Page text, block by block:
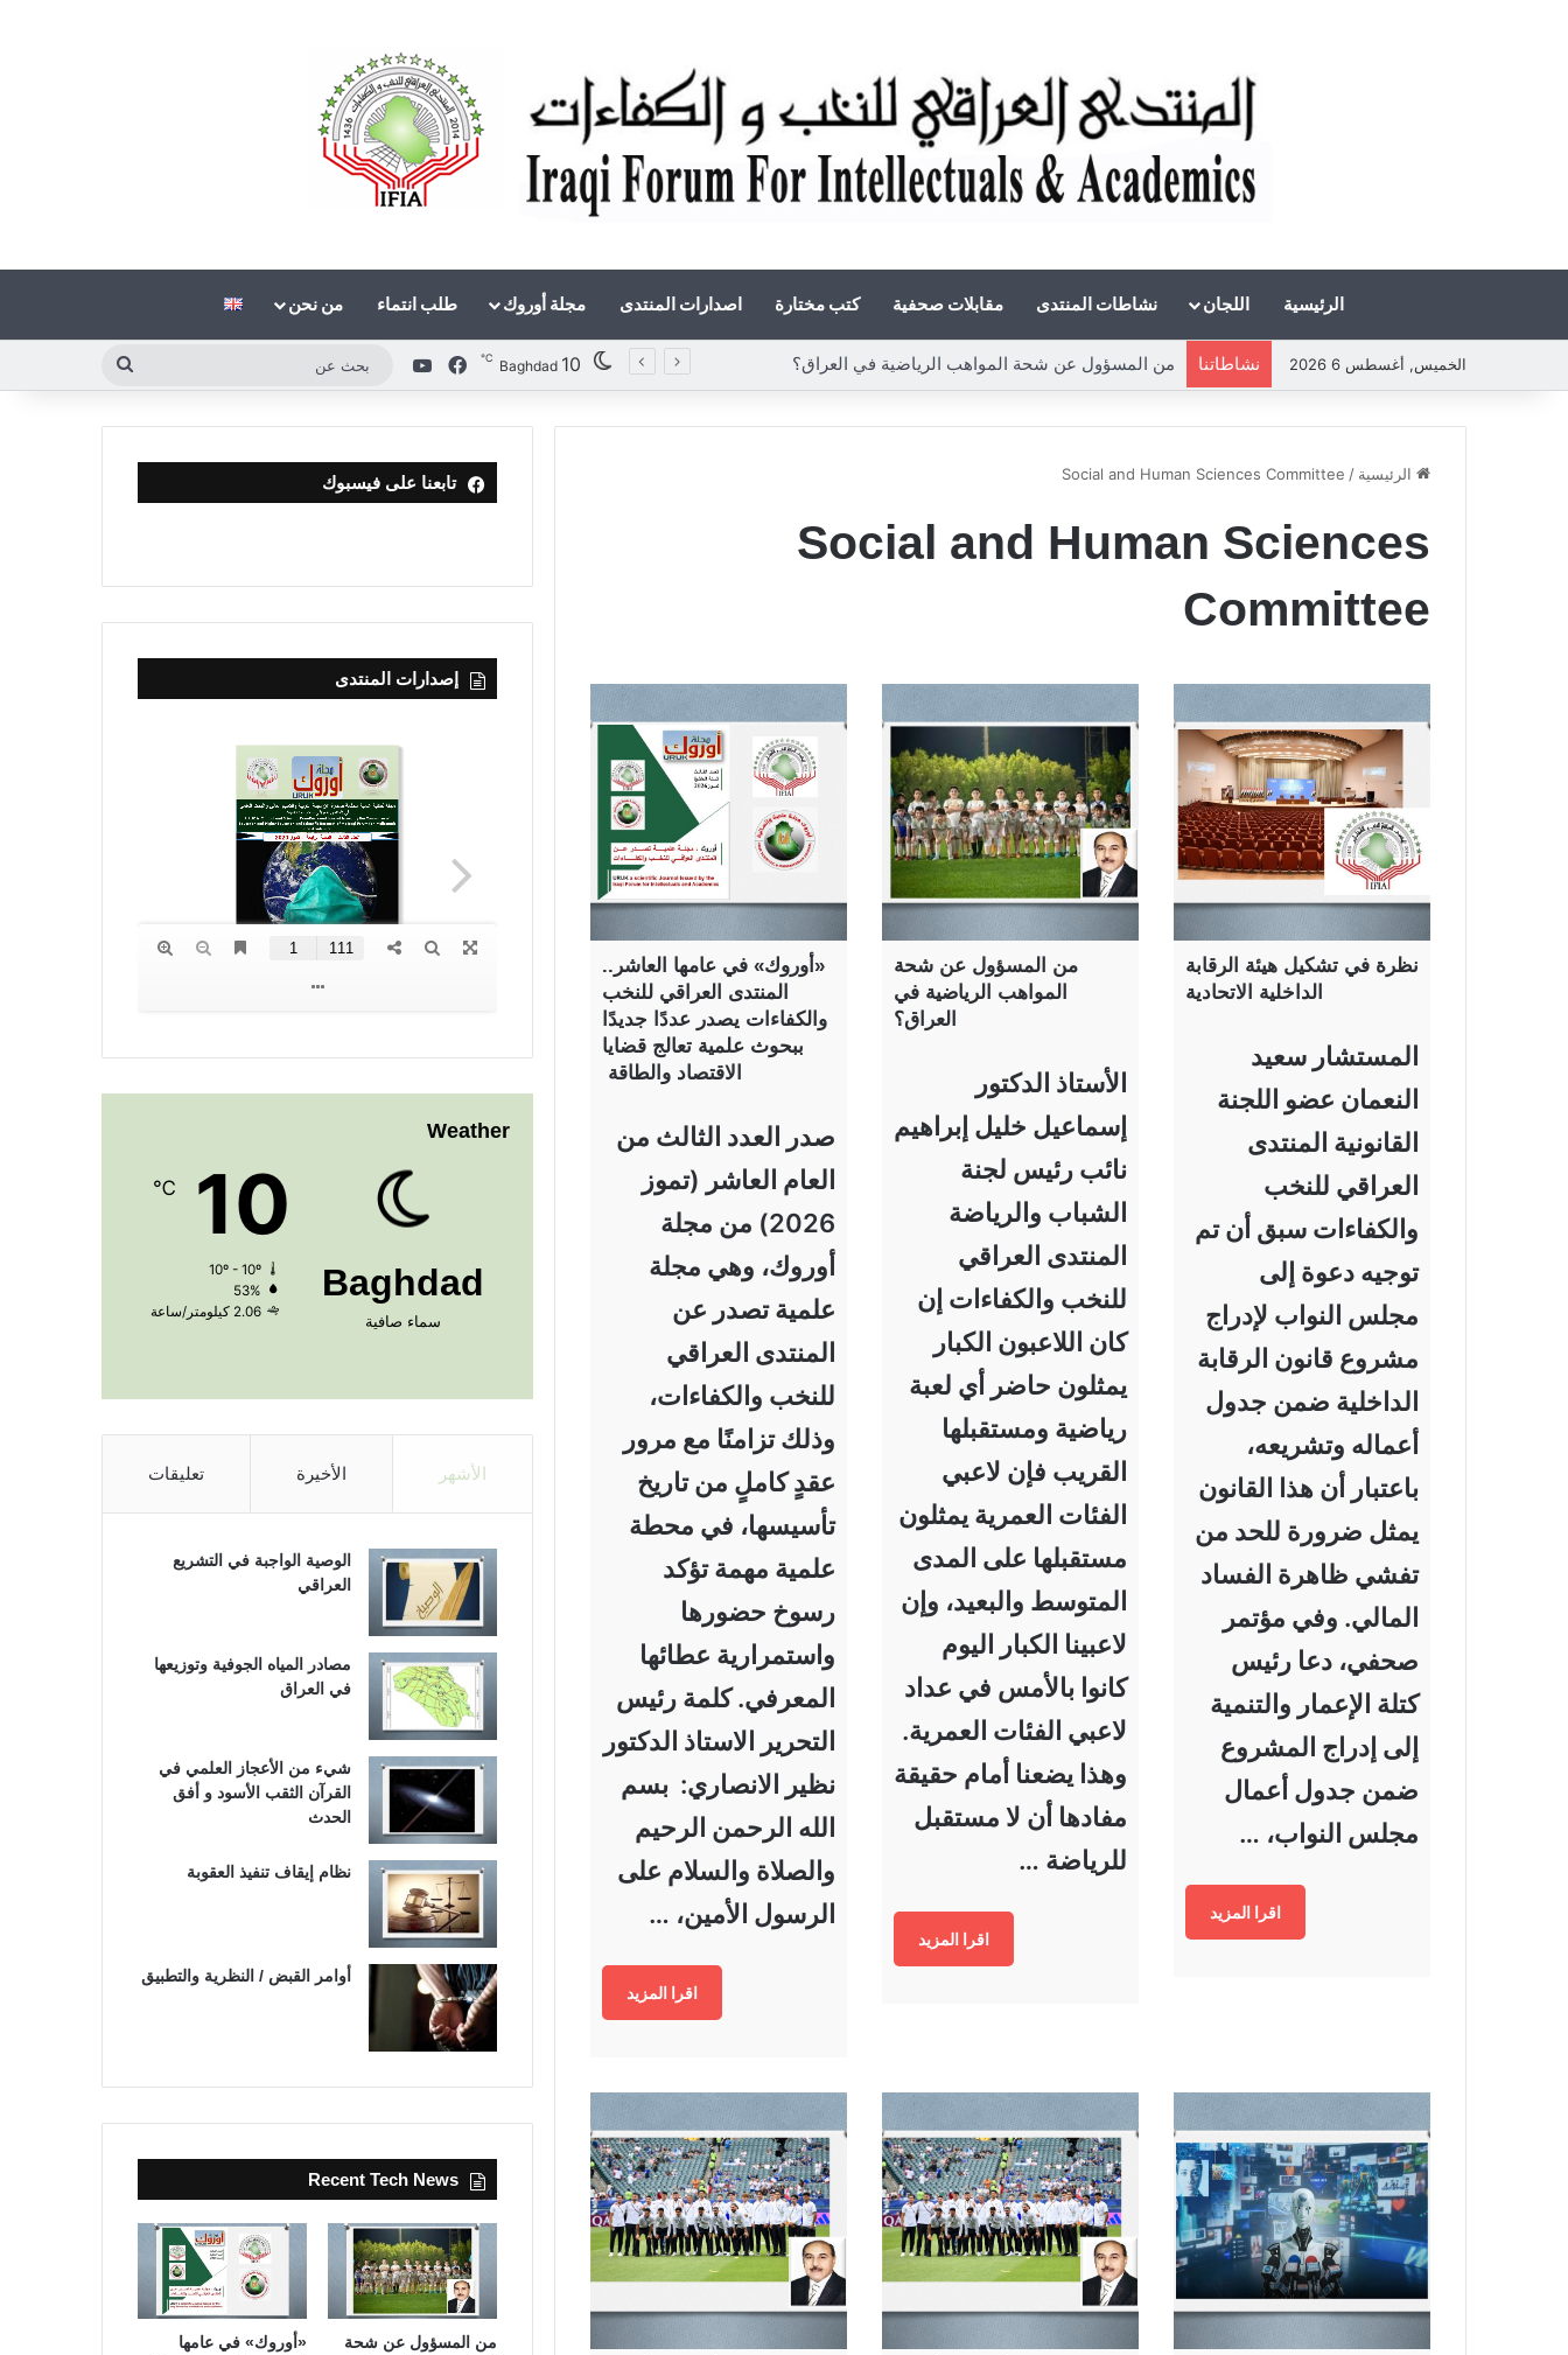
الرئيسية اللجان نشاطات المنتدى مقابلات صحفية كتب مختارة اصدارات المنتدى مجلة أوروك طلب انتماء من نحن
الخميس, أغسطس 6 2026 نشاطاتنا من المسؤول عن شحة المواهب الرياضية في العراق؟ Baghdad 10
℃ فيسبوك‫YouTube
الرئيسية /
Social and Human Sciences Committee
Social and Human Sciences
Committee
نظرة في تشكيل هيئة الرقابة
الداخلية الاتحادية
المستشار سعيد
النعمان عضو اللجنة
القانونية المنتدى
العراقي للنخب
والكفاءات سبق أن تم
توجيه دعوة إلى
مجلس النواب لإدراج
مشروع قانون الرقابة
الداخلية ضمن جدول
أعماله وتشريعه،
باعتبار أن هذا القانون
يمثل ضرورة للحد من
تفشي ظاهرة الفساد
المالي. وفي مؤتمر
صحفي، دعا رئيس
كتلة الإعمار والتنمية
إلى إدراج المشروع
ضمن جدول أعمال
مجلس النواب، …
اقرا المزيد
من المسؤول عن شحة
المواهب الرياضية في
العراق؟
الأستاذ الدكتور
إسماعيل خليل إبراهيم
نائب رئيس لجنة
الشباب والرياضة
المنتدى العراقي
للنخب والكفاءات إن
كان اللاعبون الكبار
يمثلون حاضر أي لعبة
رياضية ومستقبلها
القريب فإن لاعبي
الفئات العمرية يمثلون
مستقبلها على المدى
المتوسط والبعيد، وإن
لاعبينا الكبار اليوم
كانوا بالأمس في عداد
لاعبي الفئات العمرية.
وهذا يضعنا أمام حقيقة
مفادها أن لا مستقبل
للرياضة …
اقرا المزيد
«أوروك» في عامها العاشر..
المنتدى العراقي للنخب
والكفاءات يصدر عددًا جديدًا
ببحوث علمية تعالج قضايا
الاقتصاد والطاقة
صدر العدد الثالث من
العام العاشر (تموز
2026) من مجلة
أوروك، وهي مجلة
علمية تصدر عن
المنتدى العراقي
للنخب والكفاءات،
وذلك تزامنًا مع مرور
عقدٍ كاملٍ من تاريخ
تأسيسها، في محطة
علمية مهمة تؤكد
رسوخ حضورها
واستمرارية عطائها
المعرفي. كلمة رئيس
التحرير الاستاذ الدكتور
نظير الانصاري: بسم
الله الرحمن الرحيم
والصلاة والسلام على
الرسول الأمين، …
اقرا المزيد
تابعنا على فيسبوك
إصدارات المنتدى
Weather
Baghdad
سماء صافية
10
℃
10º - 10º
53%
2.06 كيلومتر/ساعة
الأشهر الأخيرة تعليقات
الوصية الواجبة في التشريع
العراقي
مصادر المياه الجوفية وتوزيعها
في العراق
شيء من الأعجاز العلمي في
القرآن الثقب الأسود و أفق
الحدث
نظام إيقاف تنفيذ العقوبة
أوامر القبض / النظرية والتطبيق
Recent Tech News
من المسؤول عن شحة
«أوروك» في عامها